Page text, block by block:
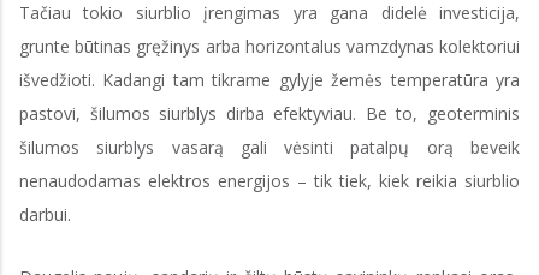
Tačiau tokio siurblio įrengimas yra gana didelė investicija,
grunte būtinas gręžinys arba horizontalus vamzdynas kolektoriui
išvedžioti. Kadangi tam tikrame gylyje žemės temperatūra yra
pastovi, šilumos siurblys dirba efektyviau. Be to, geoterminis
šilumos siurblys vasarą gali vėsinti patalpų orą beveik
nenaudodamas elektros energijos – tik tiek, kiek reikia siurblio
darbui.